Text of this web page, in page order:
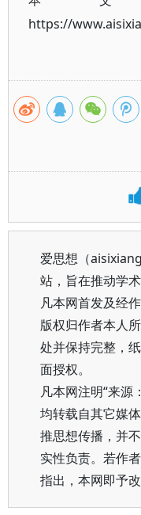
https://
爱思想（
站，旨在推动学
凡本网首发及经
版权归作者本人
处并保持完整，
面授权。
凡本网注明“来源
均转载自其它媒
推思想传播，并
实性负责。若作
指出，本网即予改